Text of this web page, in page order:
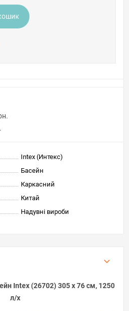
Intex (Интекс)
Басейн
Каркасний
Китай
Надувні вироби
Intex (26702) 305 х 76 см, 1250
л/x